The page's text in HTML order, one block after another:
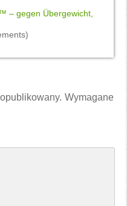
– gegen Übergewicht,
Wymagane